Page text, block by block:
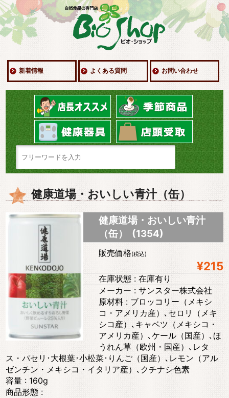
新着情報 よくある質問 お問い合わせ
健康道場・おいしい青汁（缶）
健康道場・おいしい青汁
（缶） (1354)
販売価格(税込)
¥215
在庫状態 : 在庫有り
メーカー : サンスター株式会社
原材料 : ブロッコリー（メキシ
コ・アメリカ産）､セロリ（メキ
シコ産）､キャベツ（メキシコ・
アメリカ産）､ケール（国産）､ほ
うれん草（欧州・国産）､レタ
ス・パセリ･大根葉･小松菜･りんご（国産）､レモン（アル
ゼンチン・メキシコ・イタリア産）､クチナシ色素
容量 : 160g
商品形態 :